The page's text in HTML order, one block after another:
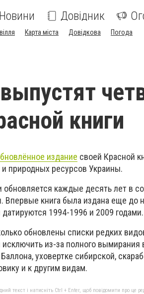
Новини Довідник
Карта міста Довідкова Погода
книги
издание своей Красной
природных ресурсов Украины.
обновляется каждые десять лет в
Впервые книга была издана еще до
1994-1996 и 2009 годами.
обновлены списки редких
из-за полного вымирания
уховертке сибирской,
и к другим видам.
текст і натисніть Ctrl + Enter, щоб повідомити про це